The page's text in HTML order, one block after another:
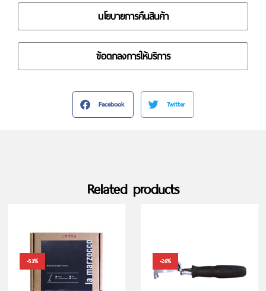
นโยบายการคืนสินค้า
ข้อตกลงการให้บริการ
Facebook Twitter
Related products
-53% -26%